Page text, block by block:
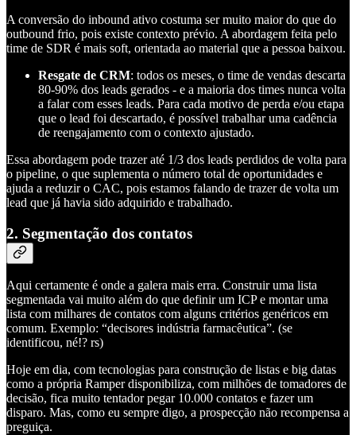
A conversão do inbound ativo costuma ser muito maior do que do
outbound frio, pois existe contexto prévio. A abordagem feita pelo
time de SDR é mais soft, orientada ao material que a pessoa baixou.
Resgate de CRM: todos os meses, o time de vendas descarta
80-90% dos leads gerados - e a maioria dos times nunca volta
a falar com esses leads. Para cada motivo de perda e/ou etapa
que o lead foi descartado, é possível trabalhar uma cadência
de reengajamento com o contexto ajustado.
Essa abordagem pode trazer até 1/3 dos leads perdidos de volta para
o pipeline, o que suplementa o número total de oportunidades e
ajuda a reduzir o CAC, pois estamos falando de trazer de volta um
lead que já havia sido adquirido e trabalhado.
2. Segmentação dos contatos
Aqui certamente é onde a galera mais erra. Construir uma lista
segmentada vai muito além do que definir um ICP e montar uma
lista com milhares de contatos com alguns critérios genéricos em
comum. Exemplo: “decisores indústria farmacêutica”. (se
identificou, né!? rs)
Hoje em dia, com tecnologias para construção de listas e big datas
como a própria Ramper disponibiliza, com milhões de tomadores de
decisão, fica muito tentador pegar 10.000 contatos e fazer um
disparo. Mas, como eu sempre digo, a prospecção não recompensa a
preguiça.